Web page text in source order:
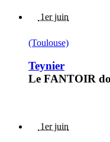
1er juin
(Toulouse)
Teynier
Le FANTOIR
1er juin